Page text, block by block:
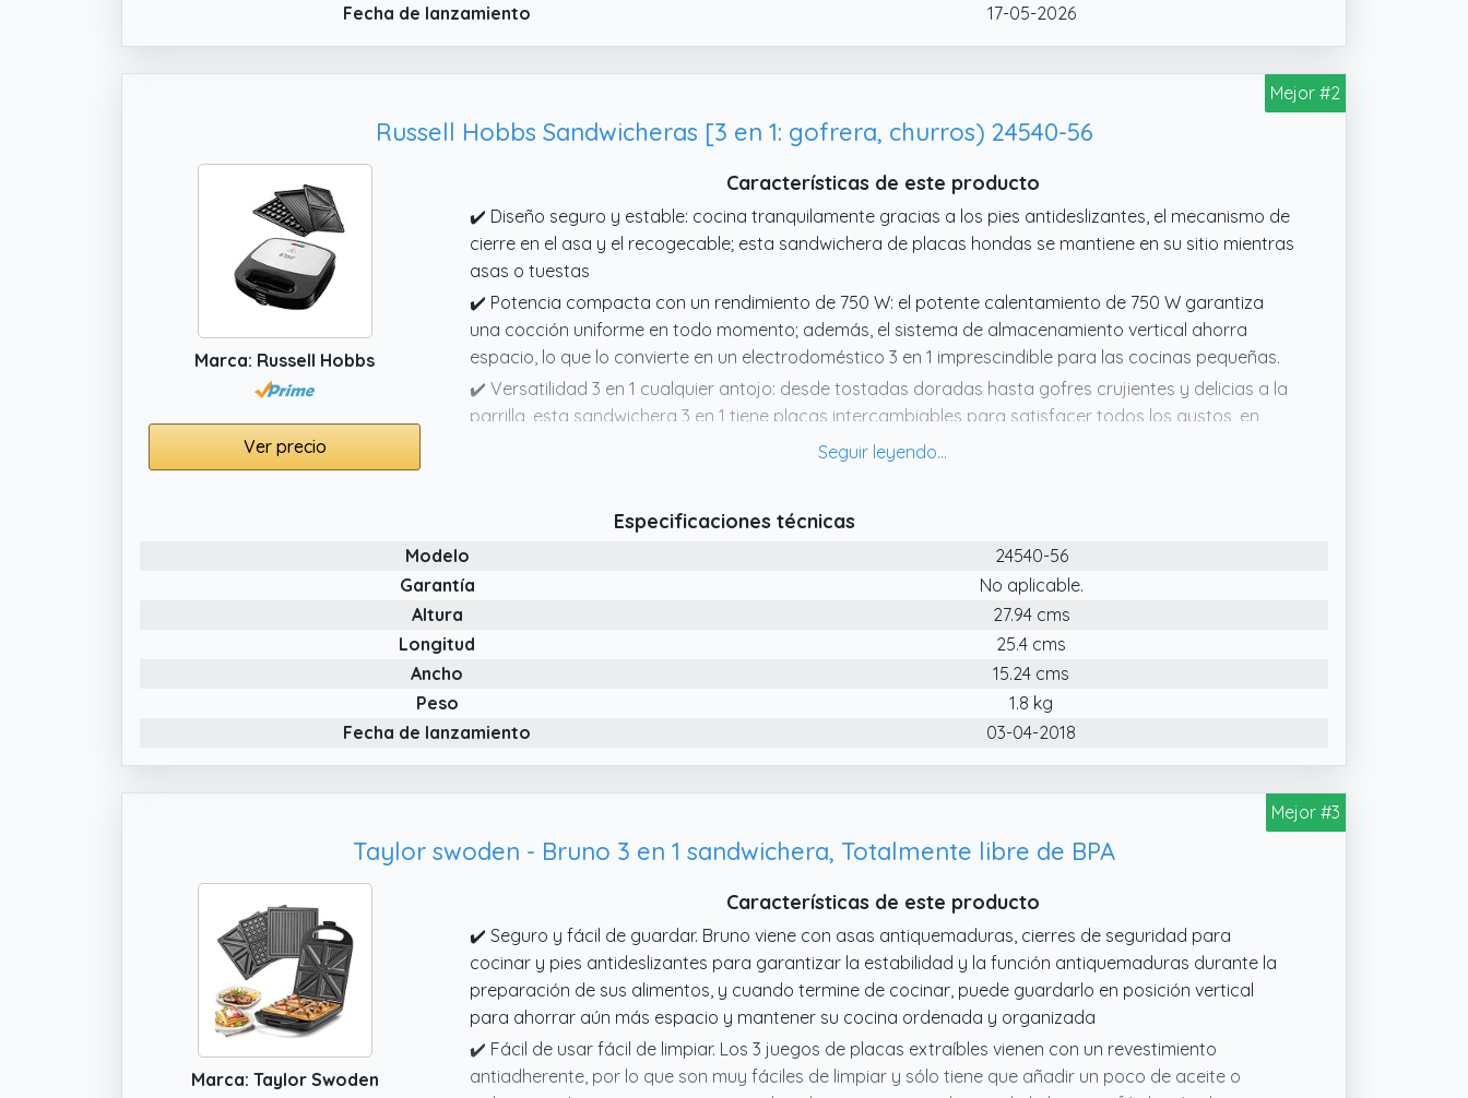
Fecha de lanzamiento
17-05-2026
Mejor #2
Russell Hobbs Sandwicheras [3 en 1: gofrera, churros) 24540-56
Marca: Russell Hobbs
Ver precio
Características de este producto
✔️ Diseño seguro y estable: cocina tranquilamente gracias a los pies antideslizantes, el mecanismo de
cierre en el asa y el recogecable; esta sandwichera de placas hondas se mantiene en su sitio mientras
asas o tuestas
✔️ Potencia compacta con un rendimiento de 750 W: el potente calentamiento de 750 W garantiza
una cocción uniforme en todo momento; además, el sistema de almacenamiento vertical ahorra
espacio, lo que lo convierte en un electrodoméstico 3 en 1 imprescindible para las cocinas pequeñas.
✔️ Versatilidad 3 en 1 cualquier antojo: desde tostadas doradas hasta gofres crujientes y delicias a la
parrilla, esta sandwichera 3 en 1 tiene placas intercambiables para satisfacer todos los gustos, en
tus ingredientes favoritos.
✔️ Placas antiadherentes de fácil limpieza: se acabó frotar después de comer; Las placas
antiadherentes y extraíbles se pueden lavar en el lavavajillas para limpiarlas sin esfuerzo, lo que
resulta óptima para las mañanas ajetreadas y los fines de semana perezosos
Especificaciones técnicas
Modelo
24540-56
Garantía
No aplicable.
Altura
27.94 cms
Longitud
25.4 cms
Ancho
15.24 cms
Peso
1.8 kg
Fecha de lanzamiento
03-04-2018
Mejor #3
Taylor swoden - Bruno 3 en 1 sandwichera, Totalmente libre de BPA
Marca: Taylor Swoden
Características de este producto
✔️ Seguro y fácil de guardar. Bruno viene con asas antiquemaduras, cierres de seguridad para
cocinar y pies antideslizantes para garantizar la estabilidad y la función antiquemaduras durante la
preparación de sus alimentos, y cuando termine de cocinar, puede guardarlo en posición vertical
para ahorrar aún más espacio y mantener su cocina ordenada y organizada
✔️ Fácil de usar fácil de limpiar. Los 3 juegos de placas extraíbles vienen con un revestimiento
antiadherente, por lo que son muy fáciles de limpiar y sólo tiene que añadir un poco de aceite o